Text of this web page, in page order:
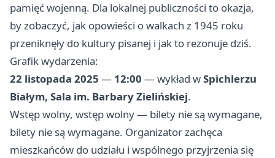
pamięć wojenną. Dla lokalnej publiczności to okazja,
by zobaczyć, jak opowieści o walkach z 1945 roku
przeniknęły do kultury pisanej i jak to rezonuje dziś.
Grafik wydarzenia:
22 listopada 2025 — 12:00 — wykład wSpichlerzu
Białym, Sala im. Barbary Zielińskiej.
Wstęp wolny, wstęp wolny — bilety nie są wymagane,
bilety nie są wymagane. Organizator zachęca
mieszkańców do udziału i wspólnego przyjrzenia się